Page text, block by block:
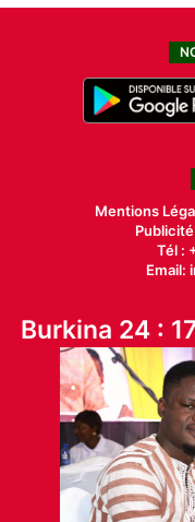
Mentions
Publicité
Tél :
Email:
Burkina 24 :